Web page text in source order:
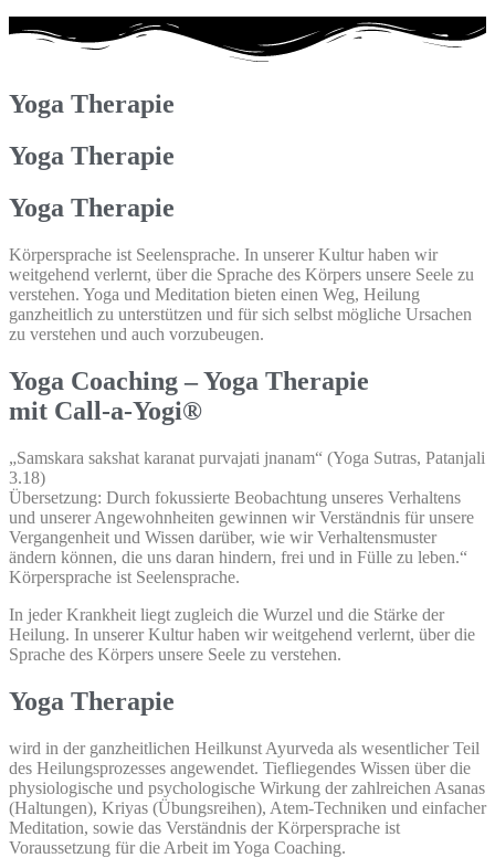
Yoga Therapie
Yoga Therapie
Yoga Therapie
Körpersprache ist Seelensprache. In unserer Kultur haben wir
weitgehend verlernt, über die Sprache des Körpers unsere Seele zu
verstehen. Yoga und Meditation bieten einen Weg, Heilung
ganzheitlich zu unterstützen und für sich selbst mögliche Ursachen
zu verstehen und auch vorzubeugen.
Yoga Coaching – Yoga Therapie
mit Call-a-Yogi®
„Samskara sakshat karanat purvajati jnanam“ (Yoga Sutras, Patanjali
3.18)
Übersetzung: Durch fokussierte Beobachtung unseres Verhaltens
und unserer Angewohnheiten gewinnen wir Verständnis für unsere
Vergangenheit und Wissen darüber, wie wir Verhaltensmuster
ändern können, die uns daran hindern, frei und in Fülle zu leben.“
Körpersprache ist Seelensprache.
In jeder Krankheit liegt zugleich die Wurzel und die Stärke der
Heilung. In unserer Kultur haben wir weitgehend verlernt, über die
Sprache des Körpers unsere Seele zu verstehen.
Yoga Therapie
wird in der ganzheitlichen Heilkunst Ayurveda als wesentlicher Teil
des Heilungsprozesses angewendet. Tiefliegendes Wissen über die
physiologische und psychologische Wirkung der zahlreichen Asanas
(Haltungen), Kriyas (Übungsreihen), Atem-Techniken und einfacher
Meditation, sowie das Verständnis der Körpersprache ist
Voraussetzung für die Arbeit im Yoga Coaching.